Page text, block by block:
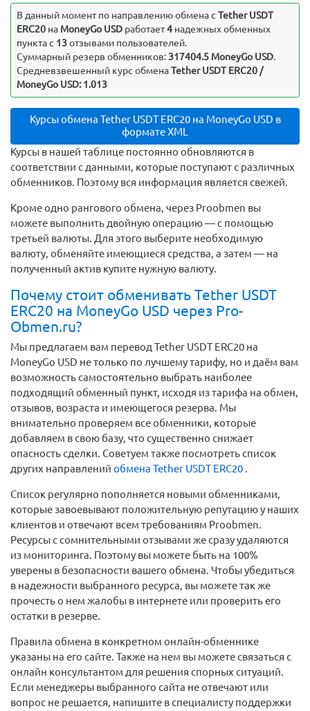
В данный момент по направлению обмена cTether USDT
ERC20 на MoneyGo USDработает4надежных обменных
пункта с 13отзывами пользователей.
Суммарный резерв обменников: 317404.5 MoneyGo USD.
Средневзвешенный курс обменаTether USDT ERC20 /
MoneyGo USD: 1.013
Курсы обмена Tether USDT ERC20 на MoneyGo USD в
формате XML
Курсы в нашей таблице постоянно обновляются в
соответствии с данными, которые поступают с различных
обменников. Поэтому вся информация является свежей.
Кроме одно рангового обмена, через Proobmen вы
можете выполнить двойную операцию — с помощью
третьей валюты. Для этого выберите необходимую
валюту, обменяйте имеющиеся средства, а затем — на
полученный актив купите нужную валюту.
Почему стоит обменивать Tether USDT
ERC20 на MoneyGo USD через Pro-
Obmen.ru?
Мы предлагаем вам перевод Tether USDT ERC20 на
MoneyGo USD не только по лучшему тарифу, но и даём вам
возможность самостоятельно выбрать наиболее
подходящий обменный пункт, исходя из тарифа на обмен,
отзывов, возраста и имеющегося резерва. Мы
внимательно проверяем все обменники, которые
добавляем в свою базу, что существенно снижает
опасность сделки. Советуем также посмотреть список
других направлений обмена Tether USDT ERC20 .
Список регулярно пополняется новыми обменниками,
которые завоевывают положительную репутацию у наших
клиентов и отвечают всем требованиям Proobmen.
Ресурсы с сомнительными отзывами же сразу удаляются
из мониторинга. Поэтому вы можете быть на 100%
уверены в безопасности вашего обмена. Чтобы убедиться
в надежности выбранного ресурса, вы можете так же
прочесть о нем жалобы в интернете или проверить его
остатки в резерве.
Правила обмена в конкретном онлайн-обменнике
указаны на его сайте. Также на нем вы можете связаться с
онлайн консультантом для решения спорных ситуаций.
Если менеджеры выбранного сайта не отвечают или
вопрос не решается, напишите в специалисту поддержки